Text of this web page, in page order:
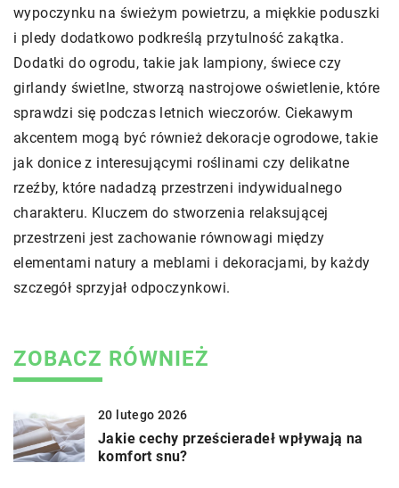
wypoczynku na świeżym powietrzu, a miękkie poduszki
i pledy dodatkowo podkreślą przytulność zakątka.
Dodatki do ogrodu, takie jak lampiony, świece czy
girlandy świetlne, stworzą nastrojowe oświetlenie, które
sprawdzi się podczas letnich wieczorów. Ciekawym
akcentem mogą być również dekoracje ogrodowe, takie
jak donice z interesującymi roślinami czy delikatne
rzeźby, które nadadzą przestrzeni indywidualnego
charakteru. Kluczem do stworzenia relaksującej
przestrzeni jest zachowanie równowagi między
elementami natury a meblami i dekoracjami, by każdy
szczegół sprzyjał odpoczynkowi.
ZOBACZ RÓWNIEŻ
20 lutego 2026
Jakie cechy prześcieradeł wpływają na
komfort snu?